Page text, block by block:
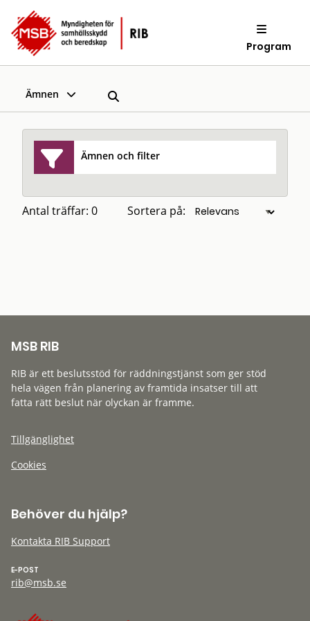
Program
Ämnen
Ämnen och filter
Antal träffar: 0 Sortera på:
MSB RIB
RIB är ett beslutsstöd för räddningstjänst som ger stöd
hela vägen från planering av framtida insatser till att
fatta rätt beslut när olyckan är framme.
Tillgänglighet
Cookies
Behöver du hjälp?
Kontakta RIB Support
E-POST
rib@msb.se